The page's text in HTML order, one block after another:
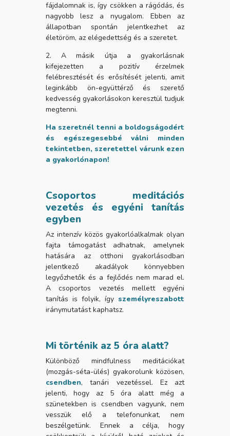
fájdalomnak is, így csökken a rágódás, és
nagyobb lesz a nyugalom. Ebben az
állapotban spontán jelentkezhet az
életöröm, az elégedettség és a szeretet.
2. A másik útja a gyakorlásnak
kifejezetten a pozitív érzelmek
felébresztését és erősítését jelenti, amit
leginkább ön-együttérző és szerető
kedvesség gyakorlásokon keresztül tudjuk
megtenni.
Ha szeretnél tenni a boldogságodért
és egészegesebbé válni minden
tekintetben, szeretettel várunk ezen
a gyakorlónapon!
Csoportos meditációs
vezetés és egyéni tanítás
egyben
Az intenzív közös gyakorlóalkalmak olyan
fajta támogatást adhatnak, amelynek
hatására az otthoni gyakorlásodban
jelentkező akadályok könnyebben
legyőzhetők és a fejlődés nem marad el.
A csoportos vezetés mellett egyéni
tanítás is folyik, így személyreszabott
iránymutatást kaphatsz.
Mi történik az 5 óra alatt?
Különböző mindfulness meditációkat
(mozgás-séta-ülés) gyakorolunk közösen,
csendben, tanári vezetéssel. Ez azt
jelenti, hogy az 5 óra alatt még a
szünetekben is csendben vagyunk, nem
vesszük elő a telefonunkat, nem
beszélgetünk. Ennek a célja, hogy